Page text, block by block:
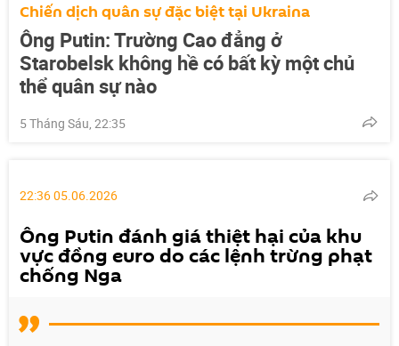
Chiến dịch quân sự đặc biệt tại Ukraina
Ông Putin: Trường Cao đẳng ở
Starobelsk không hề có bất kỳ một chủ
thể quân sự nào
5 Tháng Sáu, 22:35
22:36 05.06.2026
Ông Putin đánh giá thiệt hại của khu
vực đồng euro do các lệnh trừng phạt
chống Nga